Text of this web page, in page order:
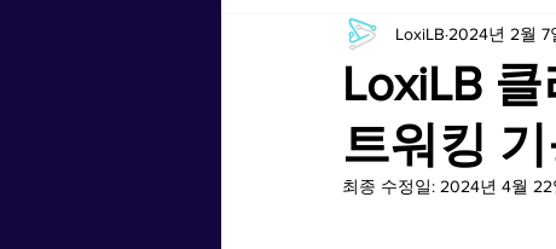
LoxiLB
트워킹
LoxiLB 2024년 2월 7
최종 수정일: 2024년 4월 22